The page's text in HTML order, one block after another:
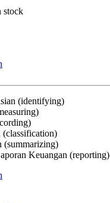
stock
(identifying)
(classification)
(summarizing)
Keuangan (reporting)